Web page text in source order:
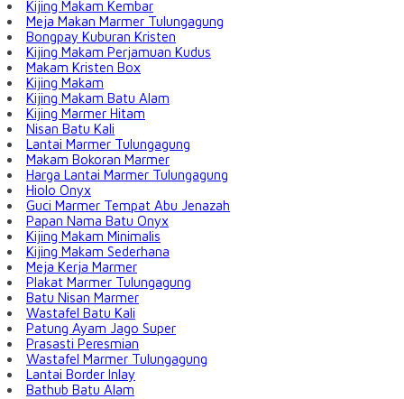
Kijing Makam Kembar
Meja Makan Marmer Tulungagung
Bongpay Kuburan Kristen
Kijing Makam Perjamuan Kudus
Makam Kristen Box
Kijing Makam
Kijing Makam Batu Alam
Kijing Marmer Hitam
Nisan Batu Kali
Lantai Marmer Tulungagung
Makam Bokoran Marmer
Harga Lantai Marmer Tulungagung
Hiolo Onyx
Guci Marmer Tempat Abu Jenazah
Papan Nama Batu Onyx
Kijing Makam Minimalis
Kijing Makam Sederhana
Meja Kerja Marmer
Plakat Marmer Tulungagung
Batu Nisan Marmer
Wastafel Batu Kali
Patung Ayam Jago Super
Prasasti Peresmian
Wastafel Marmer Tulungagung
Lantai Border Inlay
Bathub Batu Alam